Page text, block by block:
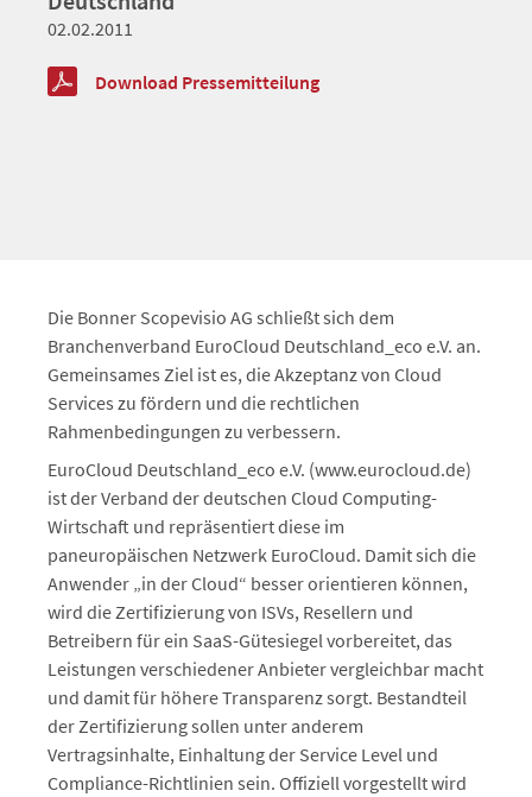
02.02.2011
Download Pressemitteilung
Die Bonner Scopevisio AG schließt sich dem
Branchenverband EuroCloud Deutschland_eco e.V. an.
Gemeinsames Ziel ist es, die Akzeptanz von Cloud
Services zu fördern und die rechtlichen
Rahmenbedingungen zu verbessern.
EuroCloud Deutschland_eco e.V. (www.eurocloud.de)
ist der Verband der deutschen Cloud Computing-
Wirtschaft und repräsentiert diese im
paneuropäischen Netzwerk EuroCloud. Damit sich die
Anwender „in der Cloud“ besser orientieren können,
wird die Zertifizierung von ISVs, Resellern und
Betreibern für ein SaaS-Gütesiegel vorbereitet, das
Leistungen verschiedener Anbieter vergleichbar macht
und damit für höhere Transparenz sorgt. Bestandteil
der Zertifizierung sollen unter anderem
Vertragsinhalte, Einhaltung der Service Level und
Compliance-Richtlinien sein. Offiziell vorgestellt wird